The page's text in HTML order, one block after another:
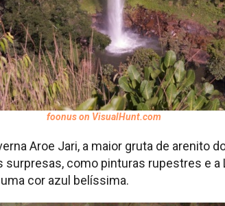
foonus on VisualHunt.com
Aroe Jari, a maior gruta de arenito
como pinturas rupestres e a
cor azul belíssima.